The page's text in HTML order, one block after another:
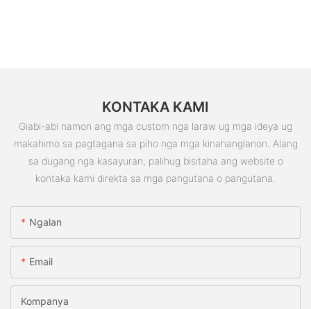
KONTAKA KAMI
Giabi-abi namon ang mga custom nga laraw ug mga ideya ug
makahimo sa pagtagana sa piho nga mga kinahanglanon. Alang
sa dugang nga kasayuran, palihug bisitaha ang website o
kontaka kami direkta sa mga pangutana o pangutana.
Ngalan
Email
Kompanya